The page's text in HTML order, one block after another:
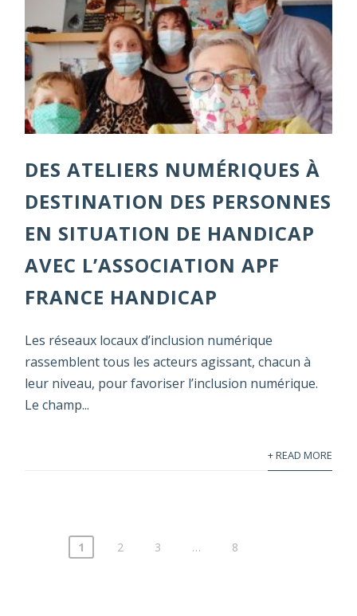
DES ATELIERS NUMÉRIQUES À
DESTINATION DES PERSONNES
EN SITUATION DE HANDICAP
AVEC L’ASSOCIATION APF
FRANCE HANDICAP
Les réseaux locaux d’inclusion numérique
rassemblent tous les acteurs agissant, chacun à
leur niveau, pour favoriser l’inclusion numérique.
Le champ...
+ READ MORE
1 2 3 … 8